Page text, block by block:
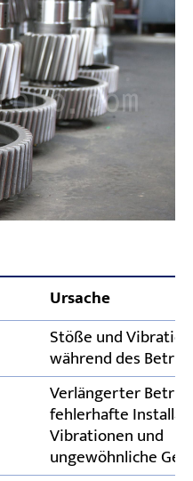
Ursache
Stöße und
während des
Verlängerter
fehlerhafte
Vibrationen und
ungewöhnliche